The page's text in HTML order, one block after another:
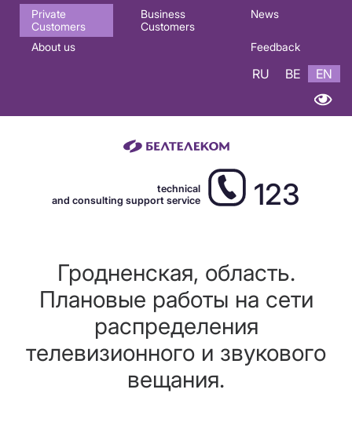
Основная
навигация
Private
Customers
Business
Customers
News
About us Feedback
RU BE EN
technical
and consulting support service
123
Гродненская, область.
Плановые работы на сети
распределения
телевизионного и звукового
вещания.